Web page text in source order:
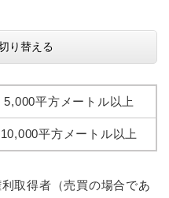
り替える
5,000平方メートル以上
10,000平方メートル以上
取得者（売買の場合であ